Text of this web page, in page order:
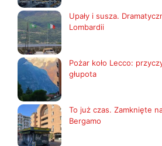
Upały i susza.
Lombardii
Pożar koło Lecco:
głupota
To już czas. Zamknięte
Bergamo